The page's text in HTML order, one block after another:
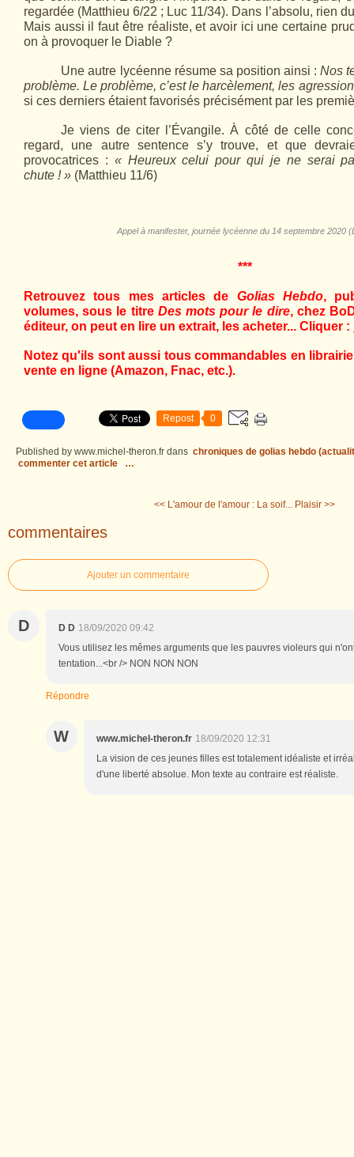
regardée (Matthieu 6/22 ; Luc 11/34). Dans l’absolu, rien
Mais aussi il faut être réaliste, et avoir ici une certaine
on à provoquer le Diable ?
Une autre lycéenne résume sa position ainsi :Nos
problème. Le problème, c’est le harcèlement, les
si ces derniers étaient favorisés précisément par les
Je viens de citer l’Évangile. À côté de celle
regard, une autre sentence s’y trouve, et que
provocatrices : « Heureux celui pour qui je ne serai
chute ! » (Matthieu 11/6)
Appel à manifester, journée lycéenne du 14 septembre 2020
***
Retrouvez tous mes articles de Golias Hebdo,
volumes, sous le titre Des mots pour le dire, chez
éditeur, on peut en lire un extrait, les acheter... Cliquer :
Notez qu'ils sont aussi tous commandables en
vente en ligne (Amazon, Fnac, etc.).
Repost 0
Published by www.michel-theron.fr dans chroniques de golias hebdo
commenter cet article
…
<< L'amour de l'amour : La soif... Plaisir >>
commentaires
Ajouter un commentaire
D D D 18/09/2020 09:42
Vous utilisez les mêmes arguments que les pauvres violeurs qui
tentation...<br /> NON NON NON
Répondre
W www.michel-theron.fr 18/09/2020 12:31
La vision de ces jeunes filles est totalement idéaliste et
d'une liberté absolue. Mon texte au contraire est réaliste.